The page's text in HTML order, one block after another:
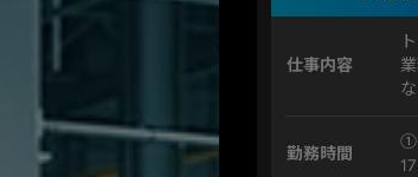
仕事内容
な
勤務時間